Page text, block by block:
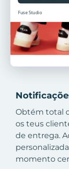
Obtém total
os teus
de entrega.
momento